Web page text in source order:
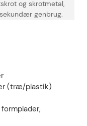
og skrotmetal,
genbrug.
(træ/plastik)